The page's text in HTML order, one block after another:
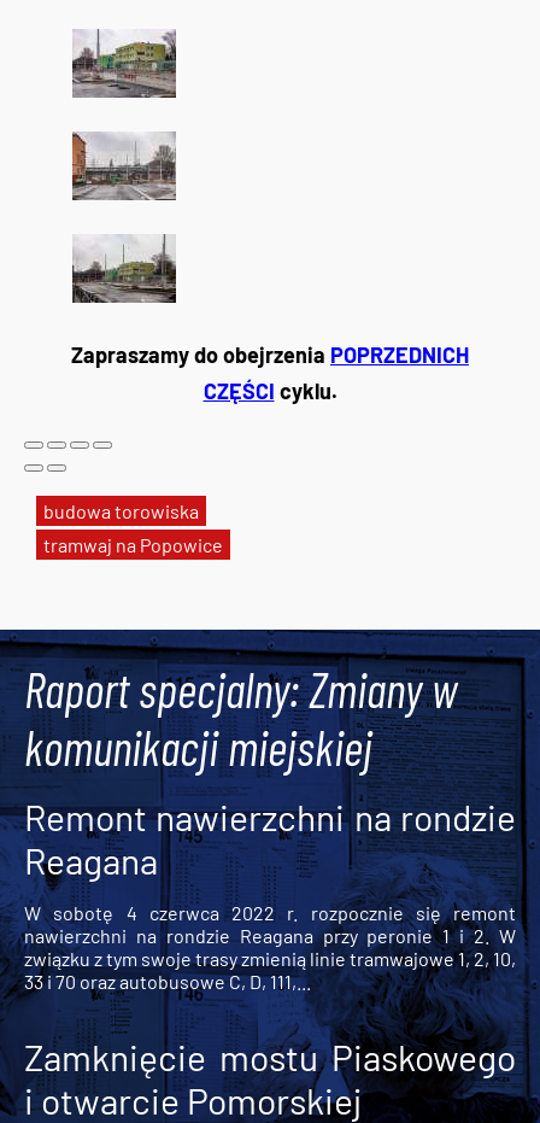
budowa torowiska
tramwaj na Popowice
Zapraszamy do obejrzenia POPRZEDNICH
CZĘŚCI cyklu.
Raport specjalny: Zmiany w
komunikacji miejskiej
Remont nawierzchni na rondzie
Reagana
W sobotę 4 czerwca 2022 r. rozpocznie się remont
nawierzchni na rondzie Reagana przy peronie 1 i 2. W
związku z tym swoje trasy zmienią linie tramwajowe 1, 2, 10,
33 i 70 oraz autobusowe C, D, 111,...
Zamknięcie mostu Piaskowego
i otwarcie Pomorskiej